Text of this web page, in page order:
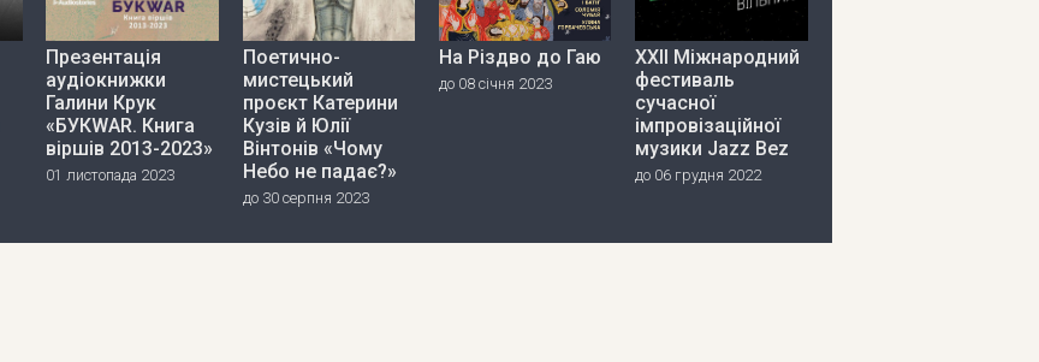
Презентація
аудіокнижки
Галини Крук
«БУКWAR. Книга
віршів 2013-2023»
01 листопада 2023
Поетично-
мистецький
проєкт Катерини
Кузів й Юлії
Вінтонів «Чому
Небо не падає?»
до 30 серпня 2023
На Різдво до Гаю
до 08 січня 2023
ХХІІ Міжнародний
фестиваль
сучасної
імпровізаційної
музики Jazz Bez
до 06 грудня 2022